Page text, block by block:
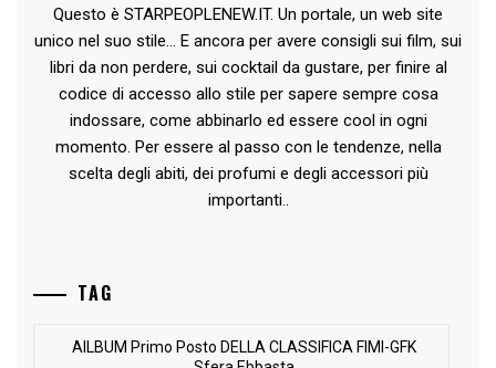
Questo è STARPEOPLENEW.IT. Un portale, un web site
unico nel suo stile... E ancora per avere consigli sui film, sui
libri da non perdere, sui cocktail da gustare, per finire al
codice di accesso allo stile per sapere sempre cosa
indossare, come abbinarlo ed essere cool in ogni
momento. Per essere al passo con le tendenze, nella
scelta degli abiti, dei profumi e degli accessori più
importanti..
TAG
AlLBUM Primo Posto DELLA CLASSIFICA FIMI-GFK